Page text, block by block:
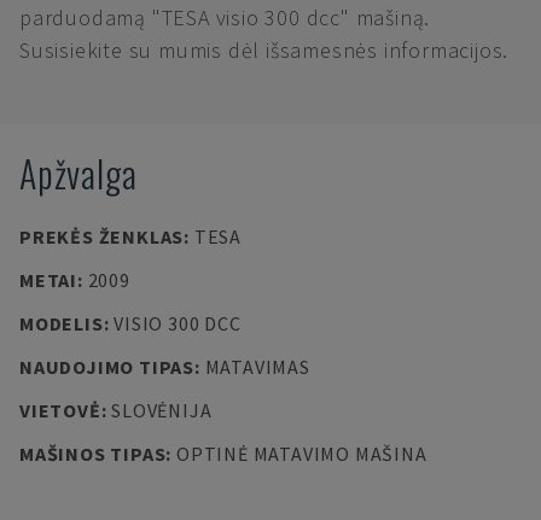
parduodamą "TESA visio 300 dcc" mašiną.
Susisiekite su mumis dėl išsamesnės informacijos.
Apžvalga
PREKĖS ŽENKLAS: TESA
METAI: 2009
MODELIS:VISIO 300 DCC
NAUDOJIMO TIPAS: MATAVIMAS
VIETOVĖ:SLOVĖNIJA
MAŠINOS TIPAS: OPTINĖ MATAVIMO MAŠINA